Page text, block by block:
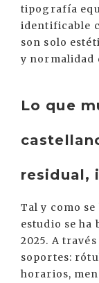
tipografía
identificable
son solo
y normalidad
Lo que
residual,
Tal y como
estudio se ha
2025. A
soportes:
horarios,